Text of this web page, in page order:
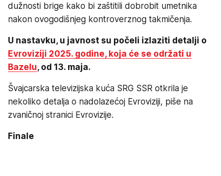
dužnosti brige kako bi zaštitili dobrobit umetnika
nakon ovogodišnjeg kontroverznog takmičenja.
U nastavku, u javnost su počeli izlaziti detalji o
Evroviziji 2025. godine, koja će se održati u
Bazelu, od 13. maja.
Švajcarska televizijska kuća SRG SSR otkrila je
nekoliko detalja o nadolazećoj Evroviziji, piše na
zvaničnoj stranici Evrovizije.
Finale